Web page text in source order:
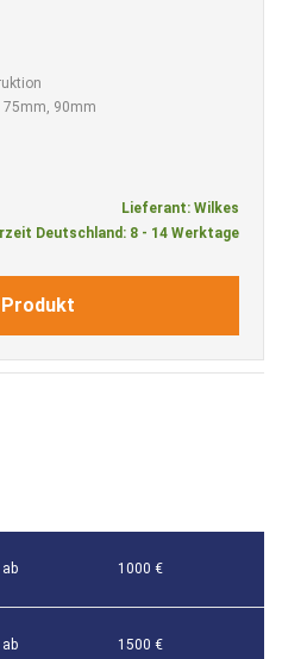
75mm, 90mm
Lieferant: Wilkes
Deutschland: 8 - 14 Werktage
ab 1000 €
ab 1500 €